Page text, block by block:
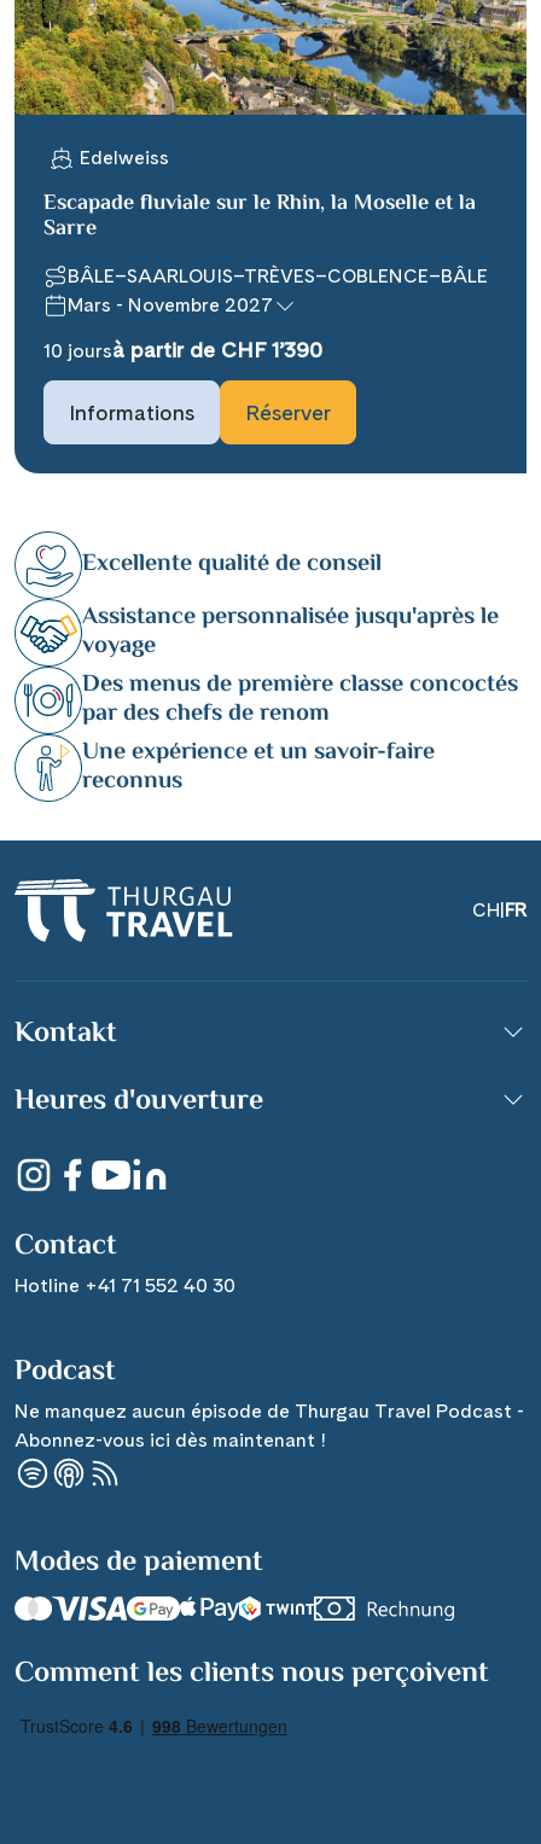
Donaudelta
Edelweiss
Escapade fluviale sur le Rhin, la Moselle et la
Sarre
BÂLE–SAARLOUIS–TRÈVES–COBLENCE–BÂLE
Mars - Novembre 2027
10 joursà partir de CHF 1’390
Informations Réserver
Excellente qualité de conseil
Assistance personnalisée jusqu'après le
voyage
Des menus de première classe concoctés
par des chefs de renom
Une expérience et un savoir-faire
reconnus
CH|FR
Kontakt
Heures d'ouverture
Contact
Hotline +41 71 552 40 30
Podcast
Ne manquez aucun épisode de Thurgau Travel Podcast -
Abonnez-vous ici dès maintenant !
Modes de paiement
Comment les clients nous perçoivent